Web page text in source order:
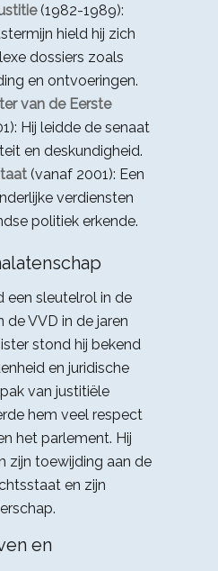
(1982-1989):
hield hij zich
dossiers zoals
en ontvoeringen.
van de Eerste
Hij leidde de senaat
en deskundigheid.
(vanaf 2001): Een
verdiensten
politiek erkende.
een sleutelrol in de
de VVD in de jaren
stond hij bekend
en juridische
van justitiële
hem veel respect
het parlement. Hij
zijn toewijding aan de
en zijn
en